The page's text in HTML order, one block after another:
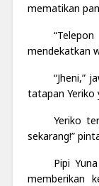
mematikan
mendekatkan
“Jheni,”
tatapan Yeriko
Yeriko
sekarang!”
Pipi
memberikan